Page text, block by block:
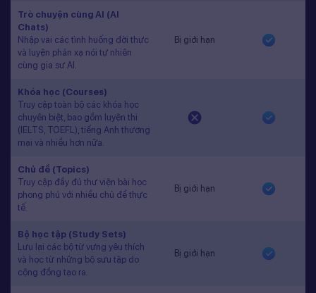
Trò chuyện cùng AI (AI
Chats)
Nhập vai các tình huống đời thực
và luyện phản xạ nói tự nhiên
cùng gia sư AI.
Bị giới hạn
Khóa học (Courses)
Truy cập toàn bộ các khóa học
chuyên biệt, bao gồm luyện thi
(IELTS, TOEFL), tiếng Anh thương
mại và nhiều hơn nữa.
Chủ đề (Topics)
Truy cập đầy đủ thư viện bài học
phong phú với nhiều chủ đề thực
tế.
Bị giới hạn
Bộ học tập (Study Sets)
Lưu lại các bộ từ vựng yêu thích
và học từ những bộ sưu tập do
cộng đồng tạo ra.
Bị giới hạn